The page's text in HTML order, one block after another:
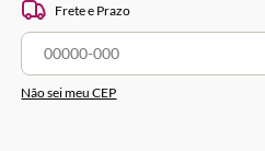
Frete e Prazo
Não sei meu CEP